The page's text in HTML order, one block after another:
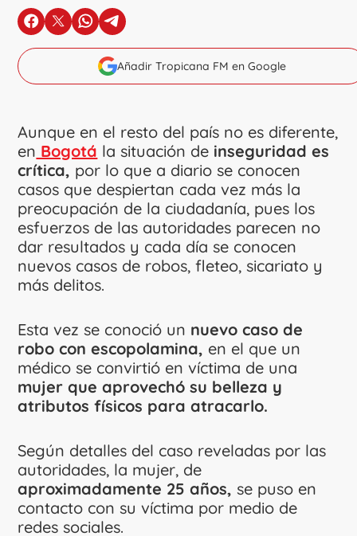
en Facebook
en Xen Whatsapp
en Telegram
Añadir Tropicana FM en Google
Aunque en el resto del país no es diferente,
en Bogotá la situación de inseguridad es
crítica, por lo que a diario se conocen
casos que despiertan cada vez más la
preocupación de la ciudadanía, pues los
esfuerzos de las autoridades parecen no
dar resultados y cada día se conocen
nuevos casos de robos, fleteo, sicariato y
más delitos.
Esta vez se conoció un nuevo caso de
robo con escopolamina, en el que un
médico se convirtió en víctima de una
mujer que aprovechó su belleza y
atributos físicos para atracarlo.
Según detalles del caso reveladas por las
autoridades, la mujer, de
aproximadamente 25 años, se puso en
contacto con su víctima por medio de
redes sociales.